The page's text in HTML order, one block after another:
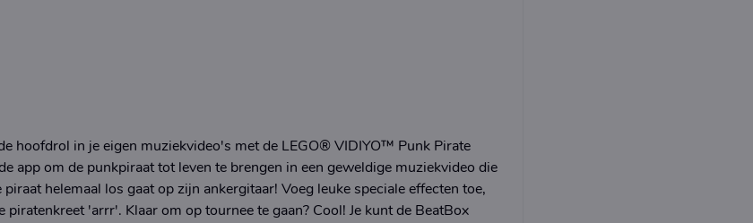
hoofdrol in je eigen muziekvideo's met de LEGO® VIDIYO™ Punk Pirate
app om de punkpiraat tot leven te brengen in een geweldige muziekvideo die
helemaal los gaat op zijn ankergitaar! Voeg leuke speciale effecten toe,
'arrr'. Klaar om op tournee te gaan? Cool! Je kunt de BeatBox